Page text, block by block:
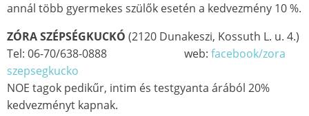
annál több gyermekes szülők esetén a kedvezmény 10 %.
ZÓRA SZÉPSÉGKUCKÓ (2120 Dunakeszi, Kossuth L. u. 4.)
Tel: 06-70/638-0888 web: facebook/zora
szepsegkucko
NOE tagok pedikűr, intim és testgyanta árából 20%
kedvezményt kapnak.